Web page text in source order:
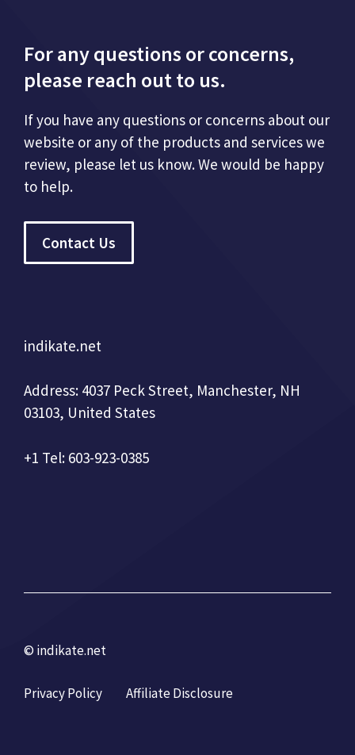
For any questions or concerns,
please reach out to us.
If you have any questions or concerns about our
website or any of the products and services we
review, please let us know. We would be happy
to help.
Contact Us
indikate.net
Address: 4037 Peck Street, Manchester, NH
03103, United States
+1 Tel: 603-923-0385
© indikate.net
Privacy Policy Affiliate Disclosure